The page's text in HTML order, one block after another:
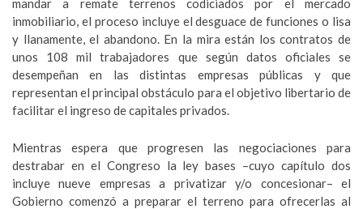
mandar a remate terrenos codiciados por el mercado
inmobiliario, el proceso incluye el desguace de funciones o lisa
y llanamente, el abandono. En la mira están los contratos de
unos 108 mil trabajadores que según datos oficiales se
desempeñan en las distintas empresas públicas y que
representan el principal obstáculo para el objetivo libertario de
facilitar el ingreso de capitales privados.
Mientras espera que progresen las negociaciones para
destrabar en el Congreso la ley bases –cuyo capítulo dos
incluye nueve empresas a privatizar y/o concesionar– el
Gobierno comenzó a preparar el terreno para ofrecerlas al